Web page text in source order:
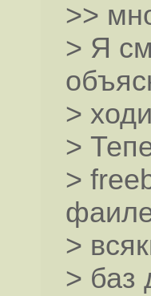
>>
> Я
>
>
>
>
> баз